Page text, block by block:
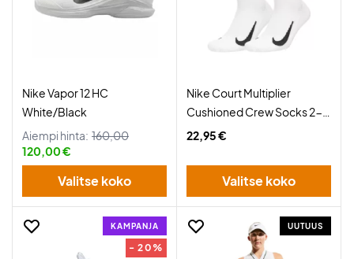
Nike Vapor 12 HC
White/Black
Aiempi hinta: 160,00
120,00 €
Valitse koko
Nike Court Multiplier
Cushioned Crew Socks 2-
Pack White
22,95 €
Valitse koko
KAMPANJA
- 20%
UUTUUS